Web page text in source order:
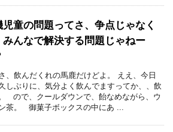
児童の問題ってさ、争点じゃなく
みんなで解決する問題じゃねー
、飲んだくれの馬鹿だけどよ。 ええ、今日
しぶりに、気分よく飲んでますってか、、飲
ので、クールダウンで、飴なめながら、ウ
茶。 御菓子ボックスの中にあ ...